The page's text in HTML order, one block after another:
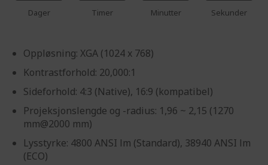
Dager Timer Minutter Sekunder
Oppløsning: XGA (1024 x 768)
Kontrastforhold: 20,000:1
Sideforhold: 4:3 (Native), 16:9 (kompatibel)
Projeksjonslengde og -radius: 1,96 ~ 2,15 (1270
mm@2000 mm)
Lysstyrke: 4800 ANSI lm (Standard), 38940 ANSI lm
(ECO)